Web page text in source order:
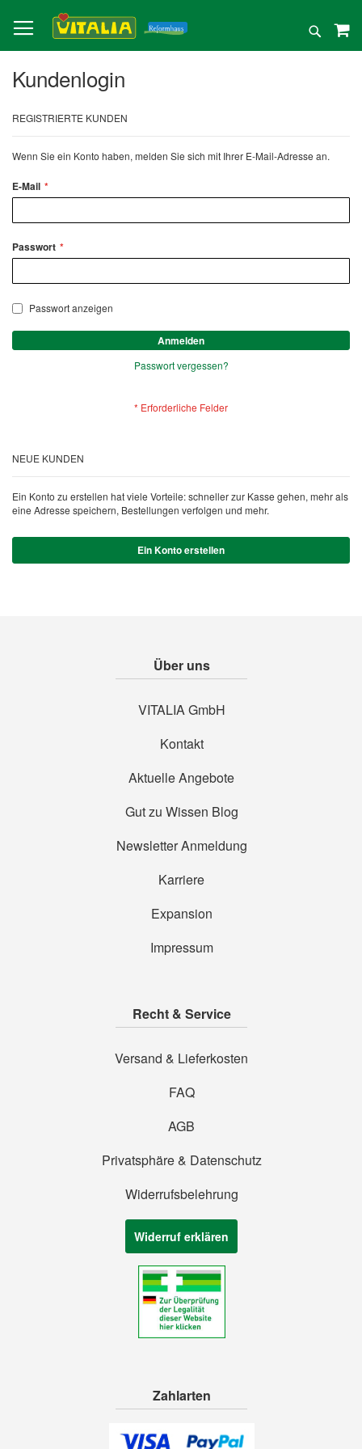
zum
Inhalt
Suche
Kundenlogin
REGISTRIERTE KUNDEN
Wenn Sie ein Konto haben, melden Sie sich mit Ihrer E-Mail-Adresse an.
E-Mail
Passwort
Passwort anzeigen
Anmelden
Passwort vergessen?
NEUE KUNDEN
Ein Konto zu erstellen hat viele Vorteile: schneller zur Kasse gehen, mehr als
eine Adresse speichern, Bestellungen verfolgen und mehr.
Ein Konto erstellen
Über uns
VITALIA GmbH
Kontakt
Aktuelle Angebote
Gut zu Wissen Blog
Newsletter Anmeldung
Karriere
Expansion
Impressum
Recht & Service
Versand & Lieferkosten
FAQ
AGB
Privatsphäre & Datenschutz
Widerrufsbelehrung
Widerruf erklären
Zahlarten